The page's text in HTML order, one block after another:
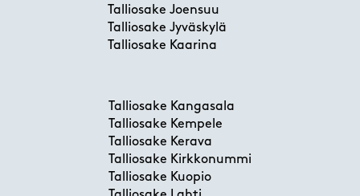
Talliosake Joensuu
Talliosake Jyväskylä
Talliosake Kaarina
Talliosake Kangasala
Talliosake Kempele
Talliosake Kerava
Talliosake Kirkkonummi
Talliosake Kuopio